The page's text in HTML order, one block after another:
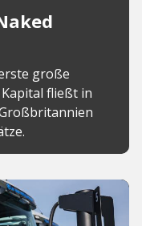
große
fließt in